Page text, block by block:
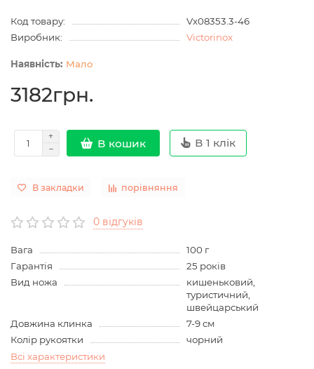
Код товару:
Vx08353.3-46
Виробник:
Victorinox
Мало
3182грн.
В кошик В 1 клік
В закладки порівняння
0 відгуків
Вага
100 г
Гарантія
25 років
Вид ножа
кишеньковий,
туристичний,
швейцарський
Довжина клинка
7-9 см
Колір рукоятки
чорний
Всі характеристики